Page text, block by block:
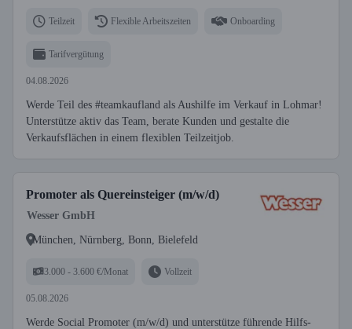
Teilzeit Flexible Arbeitszeiten Onboarding
Tarifvergütung
04.08.2026
Werde Teil des #teamkaufland als Aushilfe im Verkauf in Lohmar!
Unterstütze aktiv das Team, berate Kunden und gestalte die
Verkaufsflächen in einem flexiblen Teilzeitjob.
Promoter als Quereinsteiger (m/w/d)
Wesser GmbH
München, Nürnberg, Bonn, Bielefeld
3.000 - 3.600 €/Monat Vollzeit
05.08.2026
Werde Social Promoter (m/w/d) und unterstütze führende Hilfs-